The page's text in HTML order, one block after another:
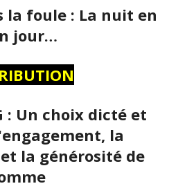
la foule : La nuit en
jour…
: Un choix dicté et
la
la générosité de